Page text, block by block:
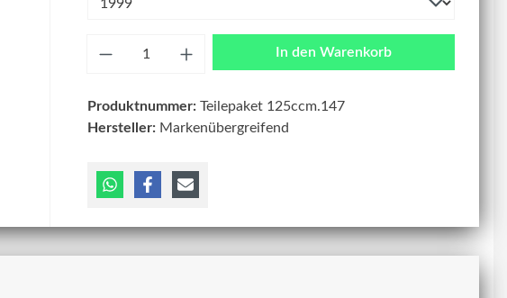
In den Warenkorb
Produktnummer:Teilepaket 125ccm.147
Hersteller: Markenübergreifend